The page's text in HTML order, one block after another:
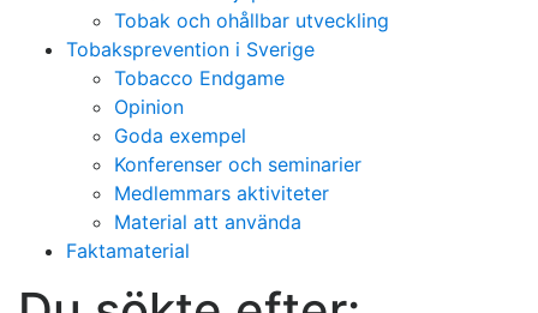
Tobak och ohållbar utveckling
Tobaksprevention i Sverige
Tobacco Endgame
Opinion
Goda exempel
Konferenser och seminarier
Medlemmars aktiviteter
Material att använda
Faktamaterial